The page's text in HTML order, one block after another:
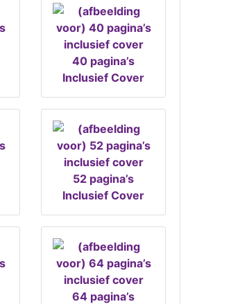
40 pagina’s
Inclusief Cover
52 pagina’s
Inclusief Cover
64 pagina’s